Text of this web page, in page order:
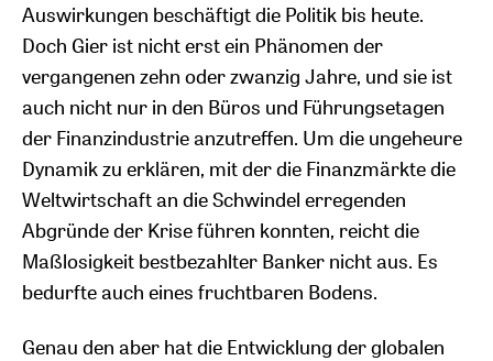
Auswirkungen beschäftigt die Politik bis heute.
Doch Gier ist nicht erst ein Phänomen der
vergangenen zehn oder zwanzig Jahre, und sie ist
auch nicht nur in den Büros und Führungsetagen
der Finanzindustrie anzutreffen. Um die ungeheure
Dynamik zu erklären, mit der die Finanzmärkte die
Weltwirtschaft an die Schwindel erregenden
Abgründe der Krise führen konnten, reicht die
Maßlosigkeit bestbezahlter Banker nicht aus. Es
bedurfte auch eines fruchtbaren Bodens.
Genau den aber hat die Entwicklung der globalen